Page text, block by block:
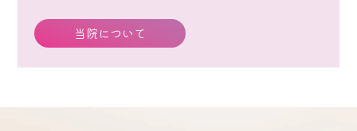
当院について